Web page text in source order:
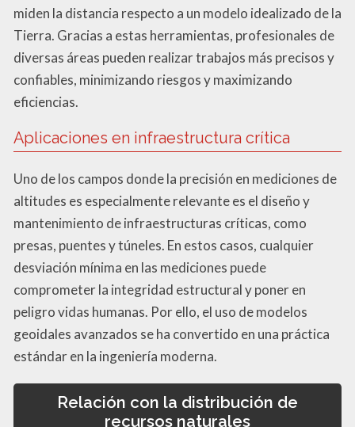
miden la distancia respecto a un modelo idealizado de la
Tierra. Gracias a estas herramientas, profesionales de
diversas áreas pueden realizar trabajos más precisos y
confiables, minimizando riesgos y maximizando
eficiencias.
Aplicaciones en infraestructura crítica
Uno de los campos donde la precisión en mediciones de
altitudes es especialmente relevante es el diseño y
mantenimiento de infraestructuras críticas, como
presas, puentes y túneles. En estos casos, cualquier
desviación mínima en las mediciones puede
comprometer la integridad estructural y poner en
peligro vidas humanas. Por ello, el uso de modelos
geoidales avanzados se ha convertido en una práctica
estándar en la ingeniería moderna.
Relación con la distribución de
recursos naturales